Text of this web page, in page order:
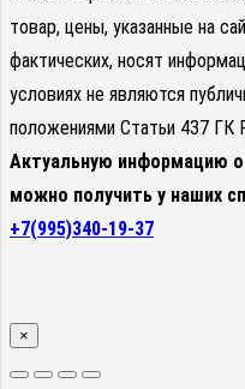
товар, цены, указанные на
фактических, носят
условиях не являются
положениями Статьи 437 ГК
Актуальную информацию
можно получить у наших
+7(995)340-19-37
×